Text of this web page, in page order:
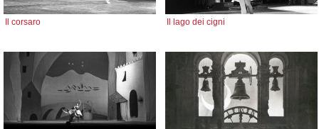
Il corsaro Il lago dei cigni